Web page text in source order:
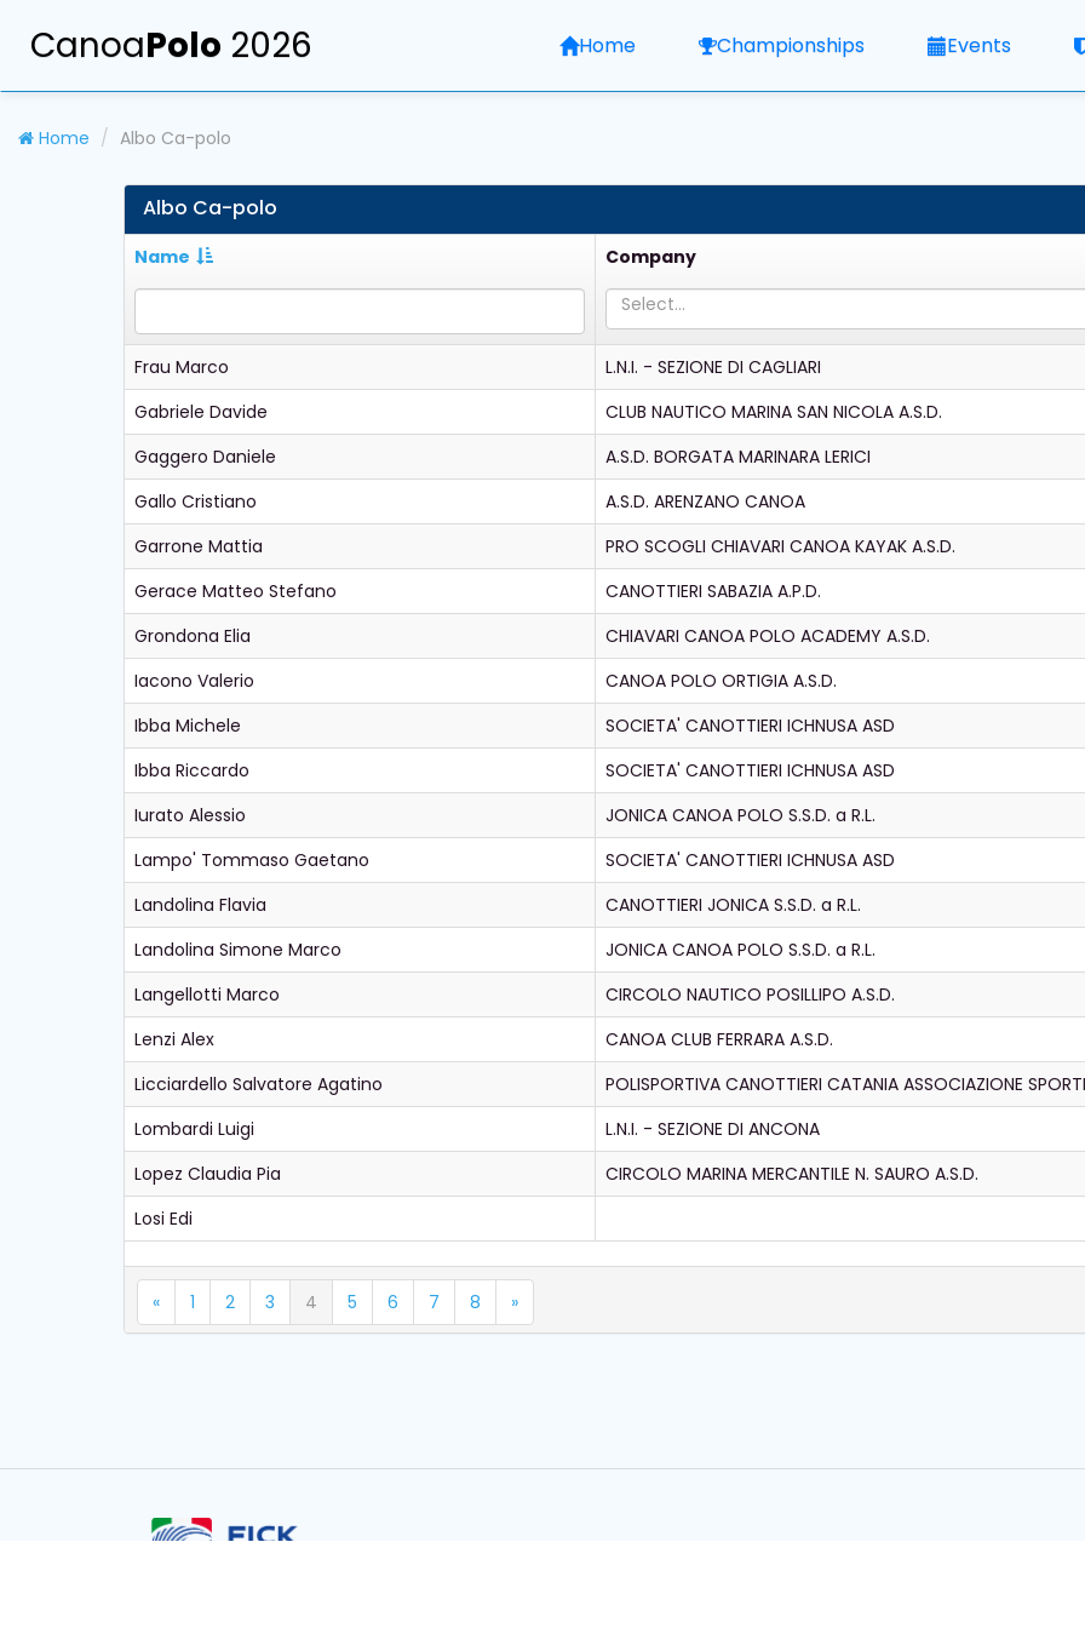
CanoaPolo 2026 Home Championships Events
Home Albo Ca-polo
Albo Ca-polo
Name
Company
Select...
Frau Marco
L.N.I. - SEZIONE DI CAGLIARI
Gabriele Davide
CLUB NAUTICO MARINA SAN NICOLA A.S.D.
Gaggero Daniele
A.S.D. BORGATA MARINARA LERICI
Gallo Cristiano
A.S.D. ARENZANO CANOA
Garrone Mattia
PRO SCOGLI CHIAVARI CANOA KAYAK A.S.D.
Gerace Matteo Stefano
CANOTTIERI SABAZIA A.P.D.
Grondona Elia
CHIAVARI CANOA POLO ACADEMY A.S.D.
Iacono Valerio
CANOA POLO ORTIGIA A.S.D.
Ibba Michele
SOCIETA' CANOTTIERI ICHNUSA ASD
Ibba Riccardo
SOCIETA' CANOTTIERI ICHNUSA ASD
Iurato Alessio
JONICA CANOA POLO S.S.D. a R.L.
Lampo' Tommaso Gaetano
SOCIETA' CANOTTIERI ICHNUSA ASD
Landolina Flavia
CANOTTIERI JONICA S.S.D. a R.L.
Landolina Simone Marco
JONICA CANOA POLO S.S.D. a R.L.
Langellotti Marco
CIRCOLO NAUTICO POSILLIPO A.S.D.
Lenzi Alex
CANOA CLUB FERRARA A.S.D.
Licciardello Salvatore Agatino
POLISPORTIVA CANOTTIERI CATANIA ASSOCIAZIONE
Lombardi Luigi
L.N.I. - SEZIONE DI ANCONA
Lopez Claudia Pia
CIRCOLO MARINA MERCANTILE N. SAURO A.S.D.
Losi Edi
« 1 2 3 4 5 6 7 8 »